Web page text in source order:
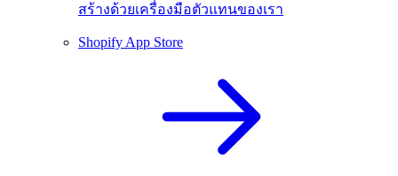
สร้างด้วยเครื่องมือตัวแทนของเรา
Shopify App Store